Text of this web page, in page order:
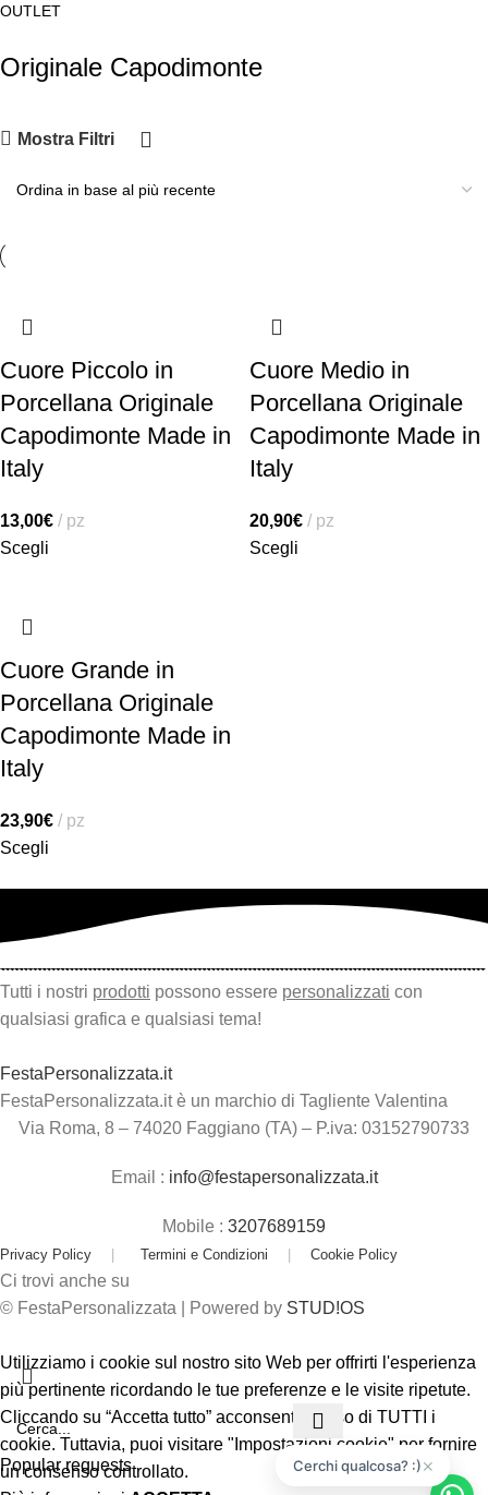
OUTLET
Originale Capodimonte
Mostra Filtri
Cuore Piccolo in
Porcellana Originale
Capodimonte Made in
Italy
13,00€
pz
Scegli
Cuore Medio in
Porcellana Originale
Capodimonte Made in
Italy
20,90€
pz
Scegli
Cuore Grande in
Porcellana Originale
Capodimonte Made in
Italy
23,90€
pz
Scegli
Tutti i nostri prodotti possono essere personalizzati con
qualsiasi grafica e qualsiasi tema!
FestaPersonalizzata.it
FestaPersonalizzata.it è un marchio di Tagliente Valentina
Via Roma, 8 – 74020 Faggiano (TA) – P.iva: 03152790733
Email : info@festapersonalizzata.it
Mobile : 3207689159
Privacy Policy | Termini e Condizioni | Cookie Policy
Ci trovi anche su
© FestaPersonalizzata | Powered by STUD!OS
Popular requests
Utilizziamo i cookie sul nostro sito Web per offrirti l'esperienza
più pertinente ricordando le tue preferenze e le visite ripetute.
Cliccando su “Accetta tutto” acconsenti all'uso di TUTTI i
cookie. Tuttavia, puoi visitare "Impostazioni cookie" per fornire
un consenso controllato.
×
Cerchi qualcosa? :)